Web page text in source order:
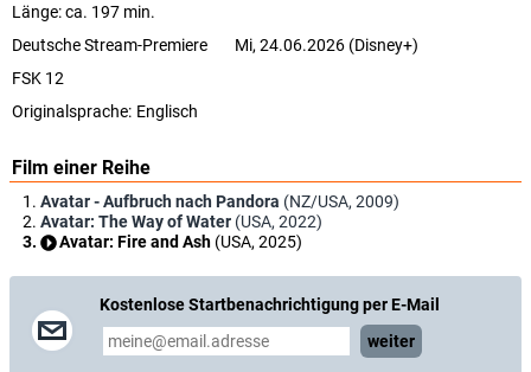
Länge: ca. 197 min.
Deutsche Stream-Premiere
Mi, 24.06.2026 (Disney+)
FSK 12
Originalsprache: Englisch
Film einer Reihe
Avatar - Aufbruch nach Pandora (NZ/USA, 2009)
Avatar: The Way of Water (USA, 2022)
Avatar: Fire and Ash (USA, 2025)
Kostenlose Startbenachrichtigung per E-Mail
weiter